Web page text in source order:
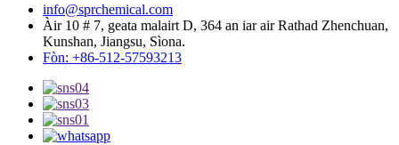
info@sprchemical.com
Àir 10 # 7, geata malairt D, 364 an iar air Rathad Zhenchuan,
Kunshan, Jiangsu, Sìona.
Fòn: +86-512-57593213